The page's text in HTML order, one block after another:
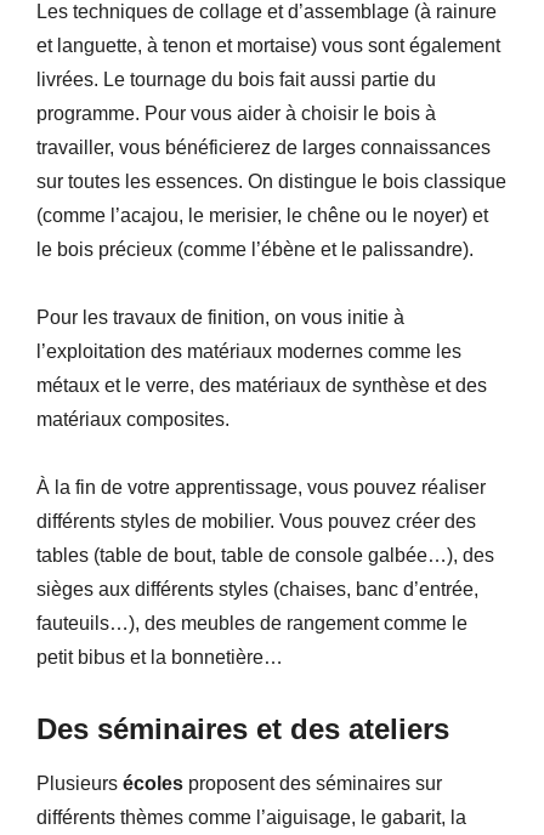
Les techniques de collage et d’assemblage (à rainure
et languette, à tenon et mortaise) vous sont également
livrées. Le tournage du bois fait aussi partie du
programme. Pour vous aider à choisir le bois à
travailler, vous bénéficierez de larges connaissances
sur toutes les essences. On distingue le bois classique
(comme l’acajou, le merisier, le chêne ou le noyer) et
le bois précieux (comme l’ébène et le palissandre).
Pour les travaux de finition, on vous initie à
l’exploitation des matériaux modernes comme les
métaux et le verre, des matériaux de synthèse et des
matériaux composites.
À la fin de votre apprentissage, vous pouvez réaliser
différents styles de mobilier. Vous pouvez créer des
tables (table de bout, table de console galbée…), des
sièges aux différents styles (chaises, banc d’entrée,
fauteuils…), des meubles de rangement comme le
petit bibus et la bonnetière…
Des séminaires et des ateliers
Plusieurs écoles proposent des séminaires sur
différents thèmes comme l’aiguisage, le gabarit, la